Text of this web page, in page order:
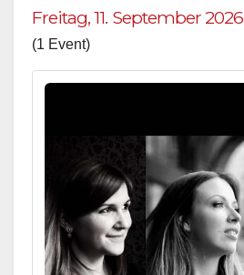
Freitag, 11. September 2026
(1 Event)